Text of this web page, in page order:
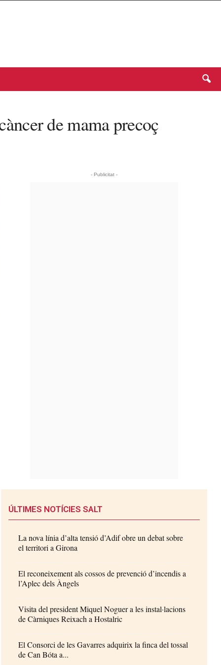
de mama precoç
- Publicitat -
ÚLTIMES NOTÍCIES SALT
La nova línia d’alta tensió d’Adif obre un debat sobre
el territori a Girona
El reconeixement als cossos de prevenció d’incendis a
l’Aplec dels Àngels
Visita del president Miquel Noguer a les instal·lacions
de Càrniques Reixach a Hostalric
El Consorci de les Gavarres adquirix la finca del tossal
de Can Bóta a...